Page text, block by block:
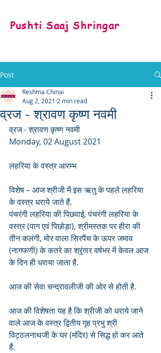
Pushti Saaj Shringar
Post
व्रज - श्रावण कृष्ण नवमी
Reshma Chinai
Aug 2, 2021 2 min read
व्रज - श्रावण कृष्ण नवमी
Monday, 02 August 2021
लहरिया के वस्त्र आरम्भ
विशेष – आज श्रीजी में इस ऋतु के पहले लहरिया
के वस्त्र धराये जाते हैं.
पंचरंगी लहरिया की पिछवाई, पंचरंगी लहरिया के
वस्त्र (पाग एवं पिछोड़ा), श्रीमस्तक पर हीरा की
तीन कलंगी, मोर वाला सिरपैंच के ऊपर जमाव
(नागफणी) के कतरे का श्रृंगार वर्षभर में केवल आज
के दिन ही धराया जाता है.
आज की सेवा चन्द्रावलीजी की ओर से होती है.
आज की विशेषता यह है कि श्रीजी को धराये जाने
वाले आज के वस्त्र द्वितीय गृह प्रभु श्री
विट्ठलनाथजी के घर (मंदिर) से सिद्ध हो कर आते
हैं.